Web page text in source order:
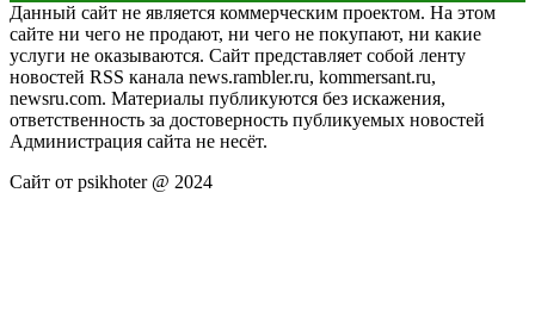
Данный сайт не является коммерческим проектом. На этом
сайте ни чего не продают, ни чего не покупают, ни какие
услуги не оказываются. Сайт представляет собой ленту
новостей RSS канала news.rambler.ru, kommersant.ru,
newsru.com. Материалы публикуются без искажения,
ответственность за достоверность публикуемых новостей
Администрация сайта не несёт.
Сайт от psikhoter @ 2024